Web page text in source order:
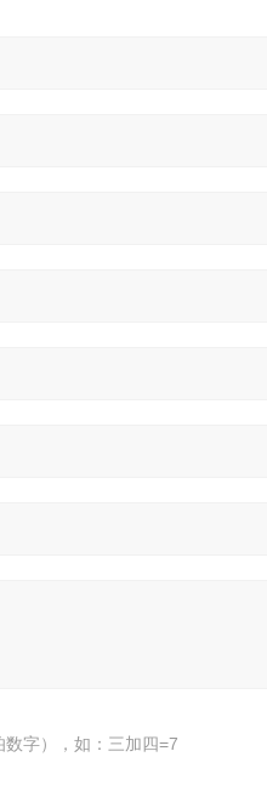
字），如：三加四=7